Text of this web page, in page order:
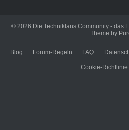
© 2026 Die Technikfans Community - das
Theme by
Blog Forum-Regeln FAQ
Cookie-Richtlinie